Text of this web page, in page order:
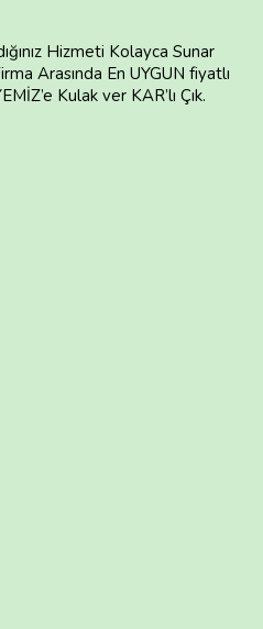
Hizmeti Kolayca Sunar
Arasında En UYGUN fiyatlı
Kulak ver KAR’lı Çık.